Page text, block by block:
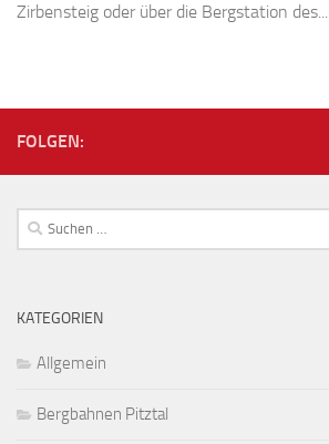
Zirbensteig oder über die Bergstation des...
FOLGEN:
Suchen
nach:
KATEGORIEN
Allgemein
Bergbahnen Pitztal